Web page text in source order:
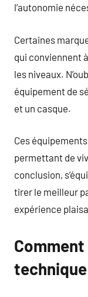
l’autonomie
Certaines
qui conviennent
les niveaux.
équipement de
et un casque.
Ces
permettant de
conclusion,
tirer le meilleur
expérience
technique